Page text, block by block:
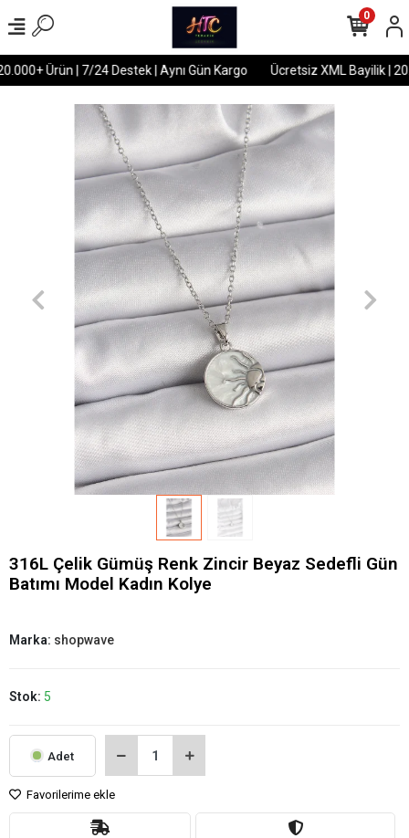
Ürün | 7/24 Destek | Aynı Gün Kargo Ücretsiz XML Bayilik |
0
316L Çelik Gümüş Renk Zincir Beyaz Sedefli Gün
Batımı Model Kadın Kolye
Marka: shopwave
Stok: 5
Adet
Favorilerime ekle